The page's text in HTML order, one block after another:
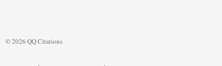
© 2026 QQ Citations